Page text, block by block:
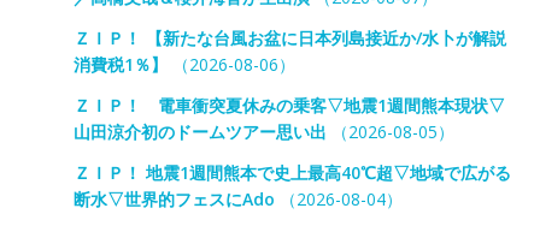
ＺＩＰ！ 【新たな台風お盆に日本列島接近か/水卜が解説
消費税1％】
（2026-08-06）
ＺＩＰ！ 電車衝突夏休みの乗客▽地震1週間熊本現状▽
山田涼介初のドームツアー思い出 （2026-08-05）
ＺＩＰ！ 地震1週間熊本で史上最高40℃超▽地域で広がる
断水▽世界的フェスにAdo （2026-08-04）